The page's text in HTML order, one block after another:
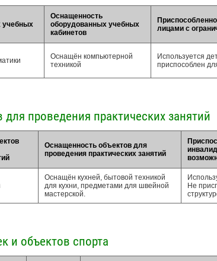
учебных
Оснащенность
оборудованных учебных
кабинетов
лицами с
Оснащён компьютерной
техникой
Используется
приспособлен
проведения практических занятий
Оснащенность объектов для
проведения практических занятий
Оснащён кухней, бытовой техникой
для кухни, предметами для швейной
мастерской.
Не
и объектов спорта